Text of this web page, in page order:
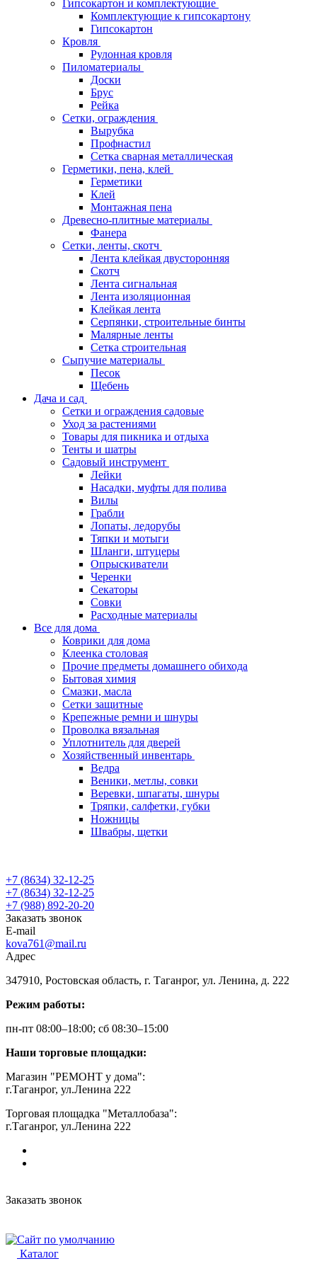
Гипсокартон и комплектующие
Комплектующие к гипсокартону
Гипсокартон
Кровля
Рулонная кровля
Пиломатериалы
Доски
Брус
Рейка
Сетки, ограждения
Вырубка
Профнастил
Сетка сварная металлическая
Герметики, пена, клей
Герметики
Клей
Монтажная пена
Древесно-плитные материалы
Фанера
Сетки, ленты, скотч
Лента клейкая двусторонняя
Скотч
Лента сигнальная
Лента изоляционная
Клейкая лента
Серпянки, строительные бинты
Малярные ленты
Сетка строительная
Сыпучие материалы
Песок
Щебень
Дача и сад
Сетки и ограждения садовые
Уход за растениями
Товары для пикника и отдыха
Тенты и шатры
Садовый инструмент
Лейки
Насадки, муфты для полива
Вилы
Грабли
Лопаты, ледорубы
Тяпки и мотыги
Шланги, штуцеры
Опрыскиватели
Черенки
Секаторы
Совки
Расходные материалы
Все для дома
Коврики для дома
Клеенка столовая
Прочие предметы домашнего обихода
Бытовая химия
Смазки, масла
Сетки защитные
Крепежные ремни и шнуры
Проволка вязальная
Уплотнитель для дверей
Хозяйственный инвентарь
Ведра
Веники, метлы, совки
Веревки, шпагаты, шнуры
Тряпки, салфетки, губки
Ножницы
Швабры, щетки
+7 (8634) 32-12-25
+7 (8634) 32-12-25
+7 (988) 892-20-20
Заказать звонок
E-mail
kova761@mail.ru
Адрес
347910, Ростовская область, г. Таганрог, ул. Ленина, д. 222
Режим работы:
пн-пт 08:00–18:00; сб 08:30–15:00
Наши торговые площадки:
Магазин "РЕМОНТ у дома":
г.Таганрог, ул.Ленина 222
Торговая площадка "Металлобаза":
г.Таганрог, ул.Ленина 222
Заказать звонок
Каталог